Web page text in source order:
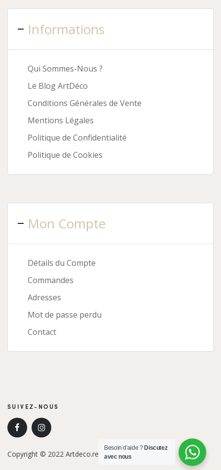
Informations
Qui Sommes-Nous ?
Le Blog ArtDéco
Conditions Générales de Vente
Mentions Légales
Politique de Confidentialité
Politique de Cookies
Mon Compte
Détails du Compte
Commandes
Adresses
Mot de passe perdu
Contact
SUIVEZ-NOUS
Copyright © 2022 Artdeco.re. Tous droits réservés.
Besoin d'aide ? Discutez
avec nous